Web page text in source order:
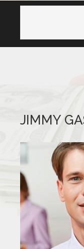
CONTACTS
JIMMY